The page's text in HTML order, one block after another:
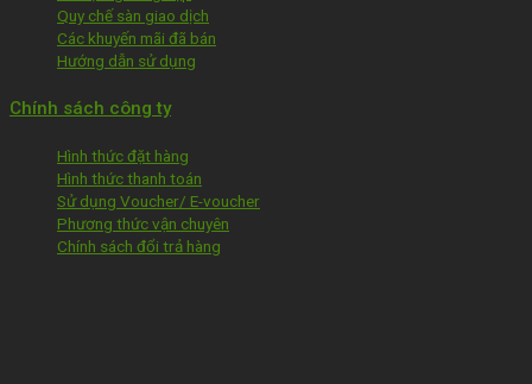
Quy chế sàn giao dịch
Các khuyến mãi đã bán
Hướng dẫn sử dụng
Chính sách công ty
Hình thức đặt hàng
Hình thức thanh toán
Sử dụng Voucher/ E-voucher
Phương thức vận chuyên
Chính sách đổi trả hàng